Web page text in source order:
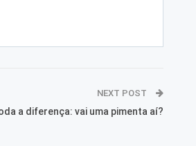
NEXT POST
a diferença: vai uma pimenta aí?